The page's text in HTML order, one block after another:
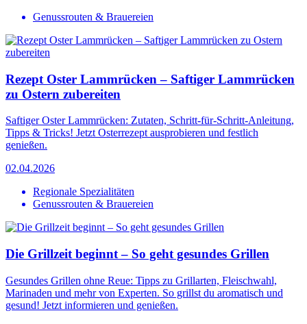
Genussrouten & Brauereien
Rezept Oster Lammrücken – Saftiger Lammrücken
zu Ostern zubereiten
Saftiger Oster Lammrücken: Zutaten, Schritt-für-Schritt-Anleitung,
Tipps & Tricks! Jetzt Osterrezept ausprobieren und festlich
genießen.
02.04.2026
Regionale Spezialitäten
Genussrouten & Brauereien
Die Grillzeit beginnt – So geht gesundes Grillen
Gesundes Grillen ohne Reue: Tipps zu Grillarten, Fleischwahl,
Marinaden und mehr von Experten. So grillst du aromatisch und
gesund! Jetzt informieren und genießen.